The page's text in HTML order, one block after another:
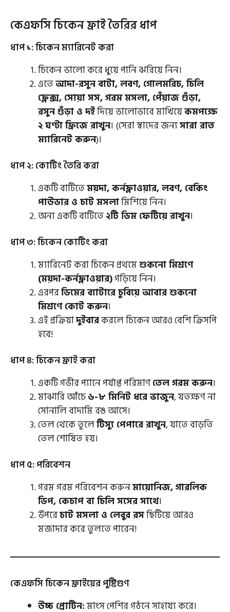
কেএফসি চিকেন ফ্রাই তৈরির ধাপ
ধাপ ১: চিকেন ম্যারিনেট করা
চিকেন ভালো করে ধুয়ে পানি ঝরিয়ে নিন।
এতেআদা-রসুন বাটা, লবণ, গোলমরিচ, চিলি
ফ্লেক্স, সোয়া সস, গরম মসলা, পেঁয়াজ গুঁড়া,
রসুন গুঁড়া ও দইদিয়ে ভালোভাবে মাখিয়েকমপক্ষে
২ ঘণ্টা ফ্রিজে রাখুন। (সেরা স্বাদের জন্যসারা রাত
ম্যারিনেট করুন)।
ধাপ ২: কোটিং তৈরি করা
একটি বাটিতেময়দা, কর্নফ্লাওয়ার, লবণ, বেকিং
পাউডার ও চাট মসলামিশিয়ে নিন।
অন্য একটি বাটিতে২টি ডিম ফেটিয়ে রাখুন।
ধাপ ৩: চিকেন কোটিং করা
ম্যারিনেট করা চিকেন প্রথমেশুকনো মিশ্রণে
(ময়দা-কর্নফ্লাওয়ার)গড়িয়ে নিন।
এরপরডিমের ব্যাটারে চুবিয়ে আবার শুকনো
মিশ্রণে কোট করুন।
এই প্রক্রিয়াদুইবারকরলে চিকেন আরও বেশি ক্রিসপি
হবে!
ধাপ ৪: চিকেন ফ্রাই করা
একটি গভীর প্যানে পর্যাপ্ত পরিমাণতেল গরম করুন।
মাঝারি আঁচে৬-৮ মিনিট ধরে ভাজুন, যতক্ষণ না
সোনালি বাদামি রঙ আসে।
তেল থেকে তুলেটিস্যু পেপারে রাখুন, যাতে বাড়তি
তেল শোষিত হয়।
ধাপ ৫: পরিবেশন
গরম গরম পরিবেশন করুনমায়োনিজ, গারলিক
ডিপ, কেচাপ বা চিলি সসের সাথে।
উপরেচাট মসলা ও লেবুর রসছিটিয়ে আরও
মজাদার করে তুলতে পারেন!
কেএফসি চিকেন ফ্রাইয়ের পুষ্টিগুণ
উচ্চ প্রোটিন:মাংস পেশির গঠনে সাহায্য করে।